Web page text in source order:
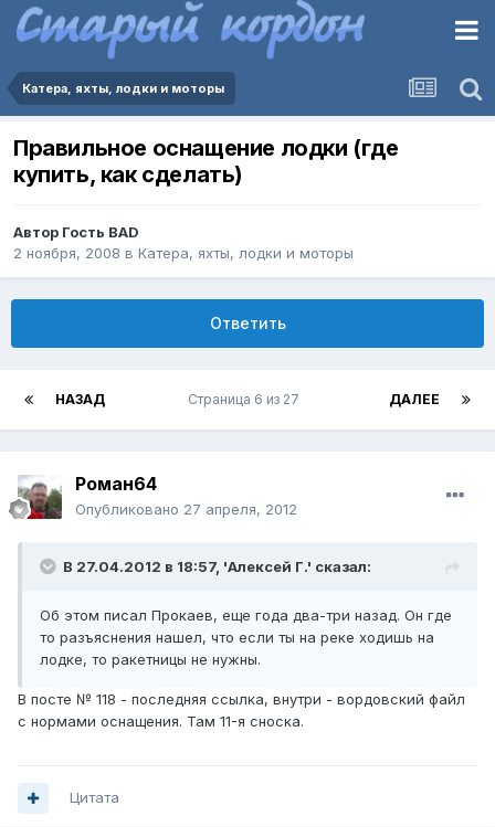
Катера, яхты, лодки и моторы
Правильное оснащение лодки (где
купить, как сделать)
Автор Гость BAD
2 ноября, 2008 в Катера, яхты, лодки и моторы
Ответить
НАЗАД ДАЛЕЕ
Страница 6 из 27
Роман64
Опубликовано 27 апреля, 2012
В 27.04.2012 в 18:57, 'Алексей Г.' сказал:
Об этом писал Прокаев, еще года два-три назад. Он где
то разъяснения нашел, что если ты на реке ходишь на
лодке, то ракетницы не нужны.
В посте № 118 - последняя ссылка, внутри - вордовский файл
с нормами оснащения. Там 11-я сноска.
Цитата